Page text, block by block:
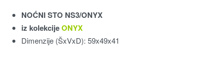
NOĆNI STO NS3/ONYX
iz kolekcijeONYX
Dimenzije (ŠxVxD): 59x49x41